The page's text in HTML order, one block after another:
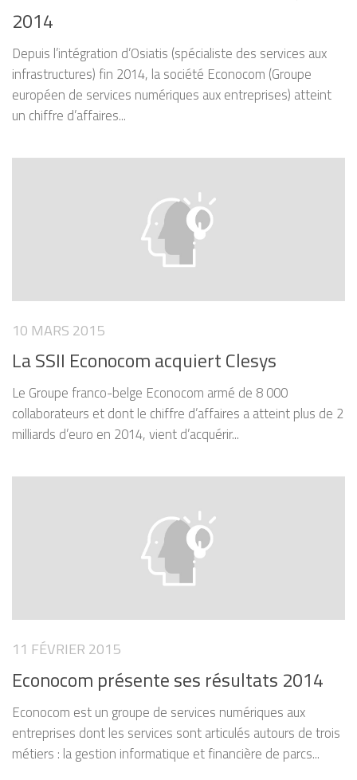
2014
Depuis l’intégration d’Osiatis (spécialiste des services aux
infrastructures) fin 2014, la société Econocom (Groupe
européen de services numériques aux entreprises) atteint
un chiffre d’affaires...
10 MARS 2015
La SSII Econocom acquiert Clesys
Le Groupe franco-belge Econocom armé de 8 000
collaborateurs et dont le chiffre d’affaires a atteint plus de 2
milliards d’euro en 2014, vient d’acquérir...
11 FÉVRIER 2015
Econocom présente ses résultats 2014
Econocom est un groupe de services numériques aux
entreprises dont les services sont articulés autours de trois
métiers : la gestion informatique et financière de parcs...